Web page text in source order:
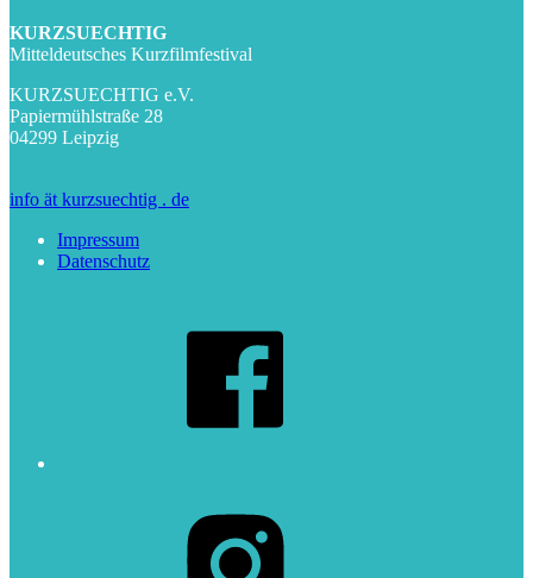
KURZSUECHTIG
Mitteldeutsches Kurzfilmfestival
KURZSUECHTIG e.V.
Papiermühlstraße 28
04299 Leipzig
info ät kurzsuechtig . de
Impressum
Datenschutz